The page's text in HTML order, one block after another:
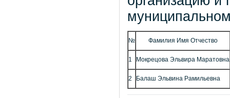
№ Фамилия Имя Отчество
1 Мокрецова Эльвира Маратовна
2 Балаш Эльвина Рамильевна